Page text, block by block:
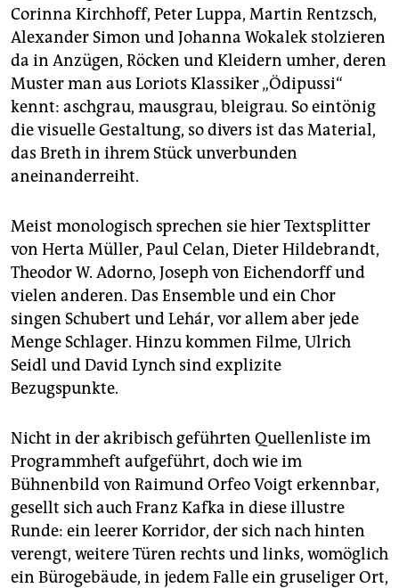
Corinna Kirchhoff, Peter Luppa, Martin Rentzsch,
Alexander Simon und Johanna Wokalek stolzieren
da in Anzügen, Röcken und Kleidern umher, deren
Muster man aus Loriots Klassiker „Ödipussi“
kennt: aschgrau, mausgrau, bleigrau. So eintönig
die visuelle Gestaltung, so divers ist das Material,
das Breth in ihrem Stück unverbunden
aneinanderreiht.
Meist monologisch sprechen sie hier Textsplitter
von Herta Müller, Paul Celan, Dieter Hildebrandt,
Theodor W. Adorno, Joseph von Eichendorff und
vielen anderen. Das Ensemble und ein Chor
singen Schubert und Lehár, vor allem aber jede
Menge Schlager. Hinzu kommen Filme, Ulrich
Seidl und David Lynch sind explizite
Bezugspunkte.
Nicht in der akribisch geführten Quellenliste im
Programmheft aufgeführt, doch wie im
Bühnenbild von Raimund Orfeo Voigt erkennbar,
gesellt sich auch Franz Kafka in diese illustre
Runde: ein leerer Korridor, der sich nach hinten
verengt, weitere Türen rechts und links, womöglich
ein Bürogebäude, in jedem Falle ein gruseliger Ort,